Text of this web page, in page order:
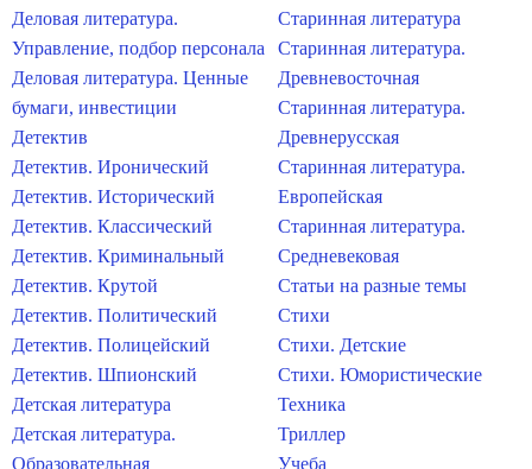
Деловая литература.
Управление, подбор персонала
Деловая литература. Ценные
бумаги, инвестиции
Детектив
Детектив. Иронический
Детектив. Исторический
Детектив. Классический
Детектив. Криминальный
Детектив. Крутой
Детектив. Политический
Детектив. Полицейский
Детектив. Шпионский
Детская литература
Детская литература.
Образовательная
Старинная литература
Старинная литература.
Древневосточная
Старинная литература.
Древнерусская
Старинная литература.
Европейская
Старинная литература.
Средневековая
Статьи на разные темы
Стихи
Стихи. Детские
Стихи. Юмористические
Техника
Триллер
Учеба